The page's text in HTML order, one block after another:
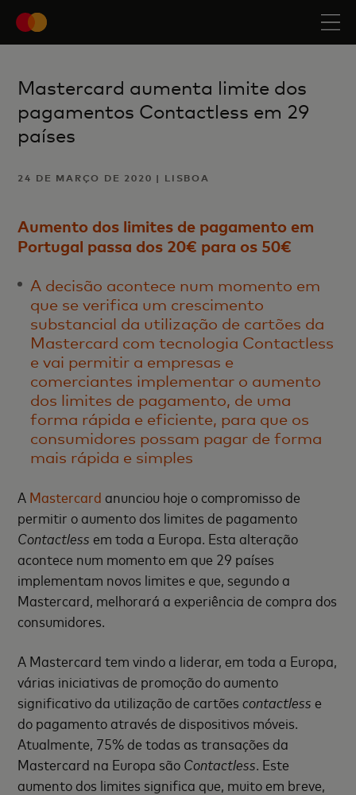
Mastercard aumenta limite dos
pagamentos Contactless em 29
países
24 DE MARÇO DE 2020 | LISBOA
Aumento dos limites de pagamento em
Portugal passa dos 20€ para os 50€
A decisão acontece num momento em
que se verifica um crescimento
substancial da utilização de cartões da
Mastercard com tecnologia Contactless
e vai permitir a empresas e
comerciantes implementar o aumento
dos limites de pagamento, de uma
forma rápida e eficiente, para que os
consumidores possam pagar de forma
mais rápida e simples
A Mastercard anunciou hoje o compromisso de
permitir o aumento dos limites de pagamento
Contactless em toda a Europa. Esta alteração
acontece num momento em que 29 países
implementam novos limites e que, segundo a
Mastercard, melhorará a experiência de compra dos
consumidores.
A Mastercard tem vindo a liderar, em toda a Europa,
várias iniciativas de promoção do aumento
significativo da utilização de cartõescontactless e
do pagamento através de dispositivos móveis.
Atualmente, 75% de todas as transações da
Mastercard na Europa são Contactless. Este
aumento dos limites significa que, muito em breve,